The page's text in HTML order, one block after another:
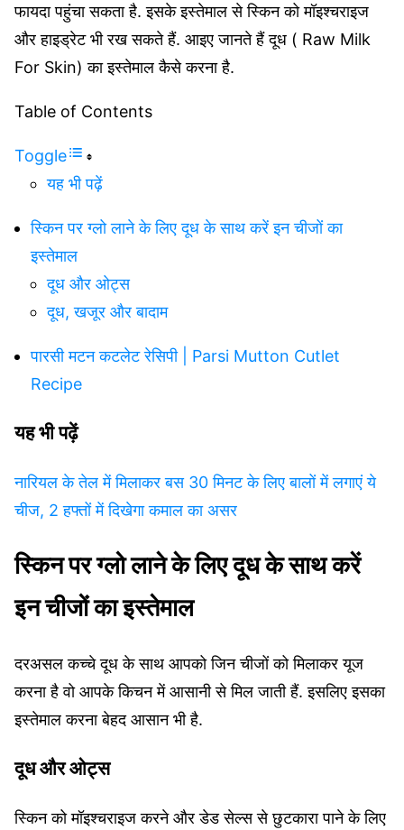
फायदा पहुंचा सकता है. इसके इस्तेमाल से स्किन को मॉइश्चराइज
और हाइड्रेट भी रख सकते हैं. आइए जानते हैं दूध ( Raw Milk
For Skin) का इस्तेमाल कैसे करना है.
Table of Contents
Toggle
यह भी पढ़ें
स्किन पर ग्लो लाने के लिए दूध के साथ करें इन चीजों का
इस्तेमाल
दूध और ओट्स
दूध, खजूर और बादाम
पारसी मटन कटलेट रेसिपी | Parsi Mutton Cutlet
Recipe
यह भी पढ़ें
नारियल के तेल में मिलाकर बस 30 मिनट के लिए बालों में लगाएं ये
चीज, 2 हफ्तों में दिखेगा कमाल का असर
स्किन पर ग्लो लाने के लिए दूध के साथ करें
इन चीजों का इस्तेमाल
दरअसल कच्चे दूध के साथ आपको जिन चीजों को मिलाकर यूज
करना है वो आपके किचन में आसानी से मिल जाती हैं. इसलिए इसका
इस्तेमाल करना बेहद आसान भी है.
दूध और ओट्स
स्किन को मॉइश्चराइज करने और डेड सेल्स से छुटकारा पाने के लिए